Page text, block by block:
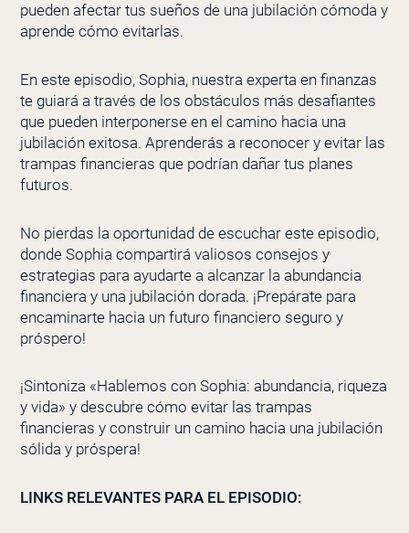
pueden afectar tus sueños de una jubilación cómoda y
aprende cómo evitarlas.
En este episodio, Sophia, nuestra experta en finanzas
te guiará a través de los obstáculos más desafiantes
que pueden interponerse en el camino hacia una
jubilación exitosa. Aprenderás a reconocer y evitar las
trampas financieras que podrían dañar tus planes
futuros.
No pierdas la oportunidad de escuchar este episodio,
donde Sophia compartirá valiosos consejos y
estrategias para ayudarte a alcanzar la abundancia
financiera y una jubilación dorada. ¡Prepárate para
encaminarte hacia un futuro financiero seguro y
próspero!
¡Sintoniza «Hablemos con Sophia: abundancia, riqueza
y vida» y descubre cómo evitar las trampas
financieras y construir un camino hacia una jubilación
sólida y próspera!
LINKS RELEVANTES PARA EL EPISODIO: